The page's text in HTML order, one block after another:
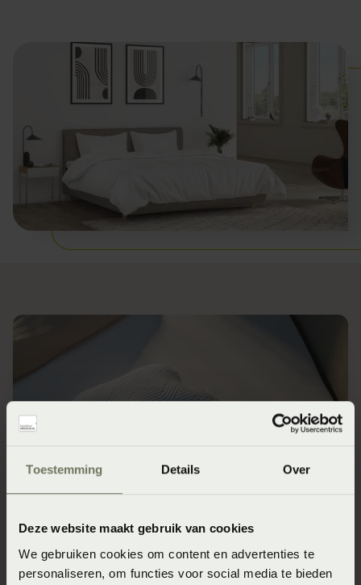
Toestemming Details Over
Deze website maakt gebruik van cookies
We gebruiken cookies om content en advertenties te
personaliseren, om functies voor social media te bieden
Vormvaste kussens, drukverlagend en extreem goed
ondersteunend. In allerlei vormen en maten zodat het